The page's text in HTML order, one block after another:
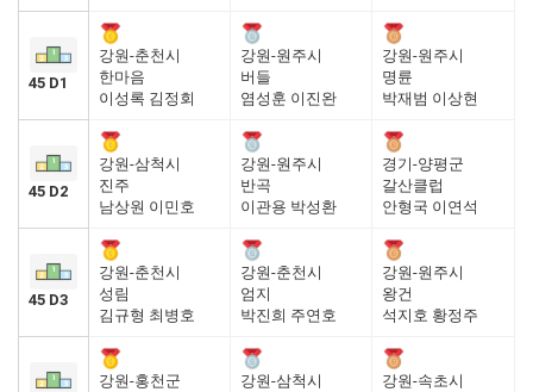
45 D1
강원-춘천시
한마음
이성록 김정회
강원-원주시
버들
염성훈 이진완
강원-원주시
명륜
박재범 이상현
45 D2
강원-삼척시
진주
남상원 이민호
강원-원주시
반곡
이관용 박성환
경기-양평군
갈산클럽
안형국 이연석
45 D3
강원-춘천시
성림
김규형 최병호
강원-춘천시
엄지
박진희 주연호
강원-원주시
왕건
석지호 황정주
강원-홍천군
강원-삼척시
강원-속초시